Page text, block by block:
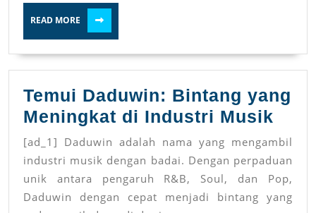
READ MORE
MORE
Temui Daduwin: Bintang yang
Meningkat di Industri Musik
yang
[ad_1] Daduwin adalah nama yang mengambil
industri musik dengan badai. Dengan perpaduan
unik antara pengaruh R&B, Soul, dan Pop,
Daduwin dengan cepat menjadi bintang yang